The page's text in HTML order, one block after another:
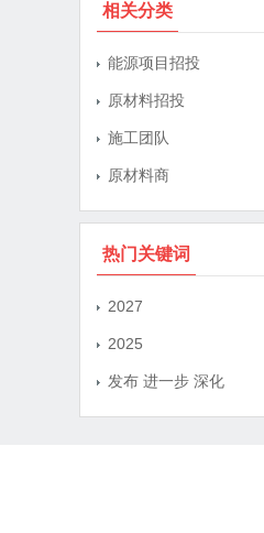
相关分类
能源项目招投
原材料招投
施工团队
原材料商
热门关键词
2027
2025
发布 进一步 深化